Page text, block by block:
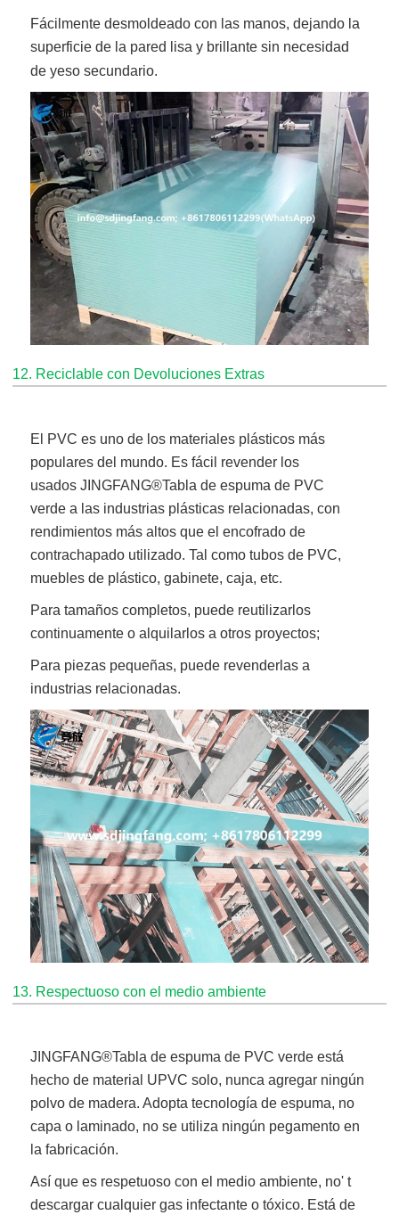
Fácilmente desmoldeado con las manos, dejando la
superficie de la pared lisa y brillante sin necesidad
de yeso secundario.
12. Reciclable con Devoluciones Extras
El PVC es uno de los materiales plásticos más
populares del mundo. Es fácil revender los
usadosJINGFANG®Tabla de espuma de PVC
verde a las industrias plásticas relacionadas, con
rendimientos más altos que el encofrado de
contrachapado utilizado. Tal como tubos de PVC,
muebles de plástico, gabinete, caja, etc.
Para tamaños completos, puede reutilizarlos
continuamente o alquilarlos a otros proyectos;
Para piezas pequeñas, puede revenderlas a
industrias relacionadas.
13. Respectuoso con el medio ambiente
JINGFANG®Tabla de espuma de PVC verde está
hecho de material UPVC solo, nunca agregar ningún
polvo de madera. Adopta tecnología de espuma, no
capa o laminado, no se utiliza ningún pegamento en
la fabricación.
Así que es respetuoso con el medio ambiente, no' t
descargar cualquier gas infectante o tóxico. Está de